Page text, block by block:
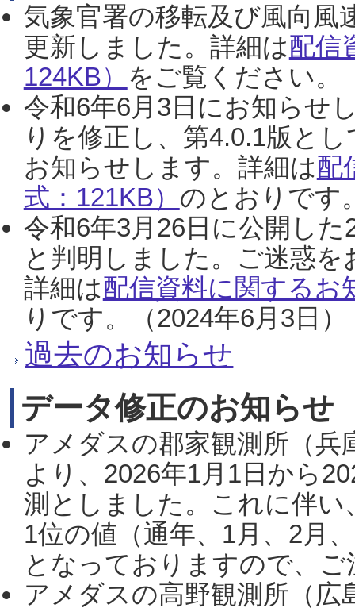
気象官署の移転及び風向風
更新しました。詳細は配信
124KB） をご覧ください。
令和6年6月3日にお知らせ
りを修正し、第4.0.1版と
お知らせします。詳細は配
式：121KB） のとおりです
令和6年3月26日に公開し
と判明しました。ご迷惑
詳細は配信資料に関するお
りです。（2024年6月3日）
過去のお知らせ
データ修正のお知らせ
アメダスの郡家観測所（
より、2026年1月1日から
測としました。これに伴い
1位の値（通年、1月、2月
となっておりますので、
アメダスの高野観測所（